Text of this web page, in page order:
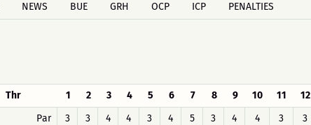
NEWS BUE GRH OCP ICP PENALTIES
Thr 1 2 3 4 5 6 7 8 9 10 11 12
Par
3 3 4 4 3 4 5 3 4 4 3 3